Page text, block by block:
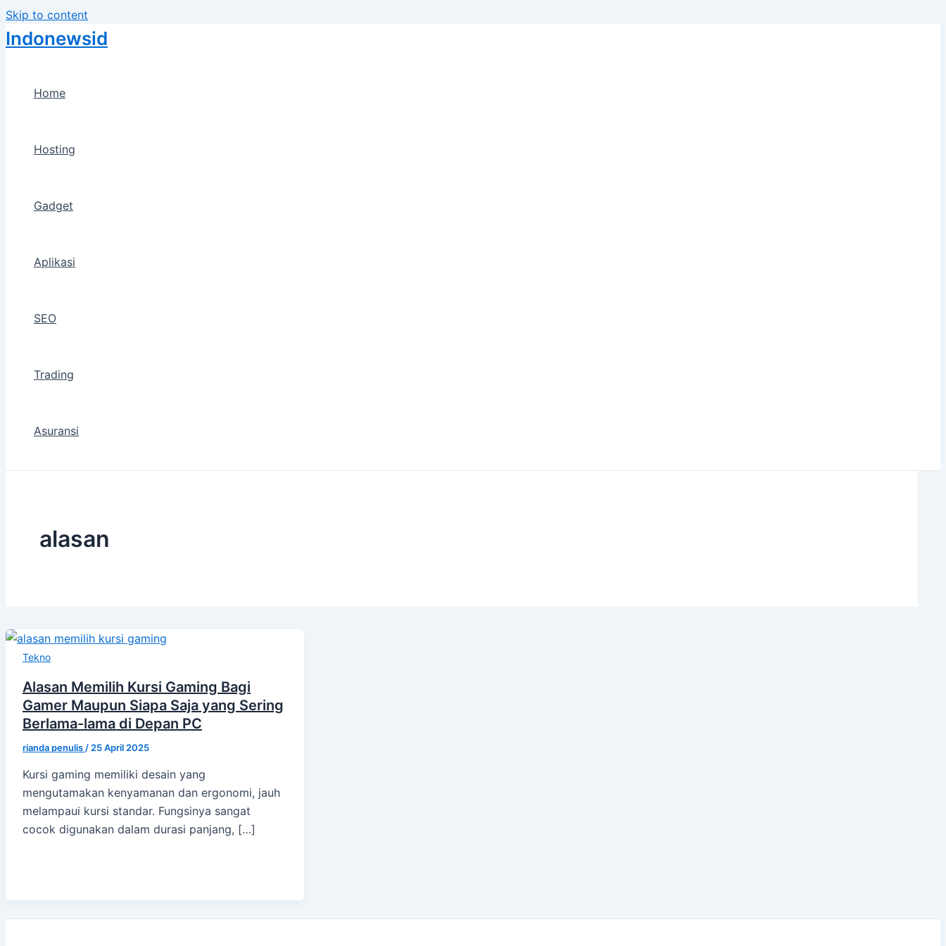
Skip to content
Indonewsid
Home
Hosting
Gadget
Aplikasi
SEO
Trading
Asuransi
alasan
Tekno
Alasan Memilih Kursi Gaming Bagi
Gamer Maupun Siapa Saja yang Sering
Berlama-lama di Depan PC
rianda penulis / 25 April 2025
Kursi gaming memiliki desain yang
mengutamakan kenyamanan dan ergonomi, jauh
melampaui kursi standar. Fungsinya sangat
cocok digunakan dalam durasi panjang, […]